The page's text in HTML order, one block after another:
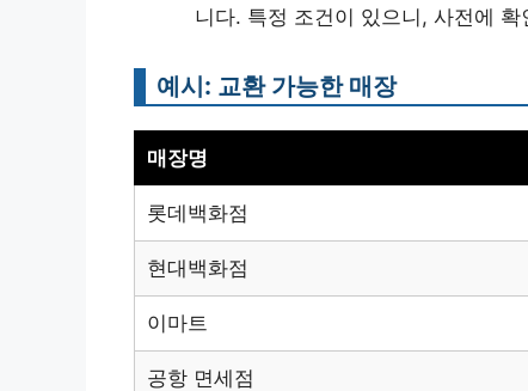
니다. 특정 조건이 있으니, 사전에
예시: 교환 가능한 매장
매장명
롯데백화점
현대백화점
이마트
공항 면세점